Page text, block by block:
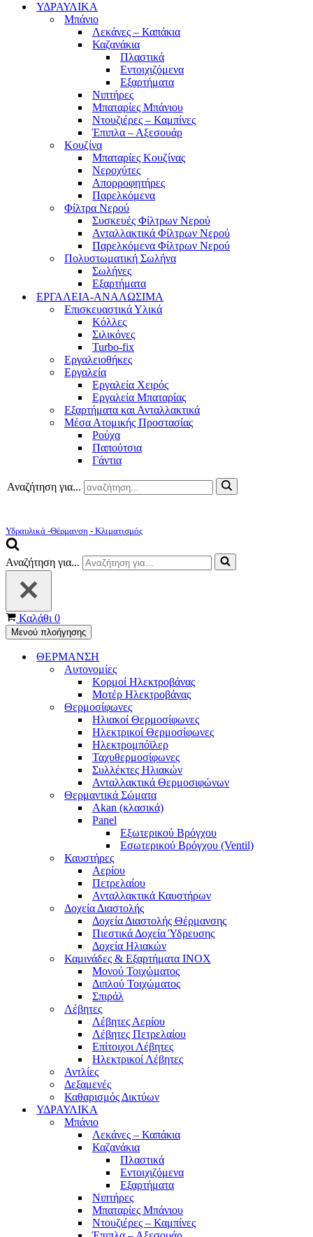
ΥΔΡΑΥΛΙΚΑ
Μπάνιο
Λεκάνες – Καπάκια
Καζανάκια
Πλαστικά
Εντοιχιζόμενα
Εξαρτήματα
Νιπτήρες
Μπαταρίες Μπάνιου
Ντουζιέρες – Καμπίνες
Έπιπλα – Αξεσουάρ
Κουζίνα
Μπαταρίες Κουζίνας
Νεροχύτες
Απορροφητήρες
Παρελκόμενα
Φίλτρα Νερού
Συσκευές Φίλτρων Νερού
Ανταλλακτικά Φίλτρων Νερού
Παρελκόμενα Φίλτρων Νερού
Πολυστωματική Σωλήνα
Σωλήνες
Εξαρτήματα
ΕΡΓΑΛΕΙΑ-ΑΝΑΛΩΣΙΜΑ
Επισκευαστικά Υλικά
Κόλλες
Σιλικόνες
Turbo-fix
Εργαλειοθήκες
Εργαλεία
Εργαλεία Χειρός
Εργαλεία Μπαταρίας
Εξαρτήματα και Ανταλλακτικά
Μέσα Ατομικής Προστασίας
Ρούχα
Παπούτσια
Γάντια
Αναζήτηση για...
Υδραυλικά -Θέρμανση - Κλιματισμός
Αναζήτηση για...
Καλάθι 0
Μενού πλοήγησης
ΘΕΡΜΑΝΣΗ
Αυτονομίες
Κορμοί Ηλεκτροβάνας
Μοτέρ Ηλεκτροβάνας
Θερμοσίφωνες
Ηλιακοί Θερμοσίφωνες
Ηλεκτρικοί Θερμοσίφωνες
Ηλεκτρομπόϊλερ
Ταχυθερμοσίφωνες
Συλλέκτες Ηλιακών
Ανταλλακτικά Θερμοσιφώνων
Θερμαντικά Σώματα
Akan (κλασικά)
Panel
Εξωτερικού Βρόγχου
Εσωτερικού Βρόγχου (Ventil)
Καυστήρες
Αερίου
Πετρελαίου
Ανταλλακτικά Καυστήρων
Δοχεία Διαστολής
Δοχεία Διαστολής Θέρμανσης
Πιεστικά Δοχεία Ύδρευσης
Δοχεία Ηλιακών
Καμινάδες & Εξαρτήματα ΙΝΟΧ
Μονού Τοιχώματος
Διπλού Τοιχώματος
Σπιράλ
Λέβητες
Λέβητες Αερίου
Λέβητες Πετρελαίου
Επίτοιχοι Λέβητες
Ηλεκτρικοί Λέβητες
Αντλίες
Δεξαμενές
Καθαρισμός Δικτύων
ΥΔΡΑΥΛΙΚΑ
Μπάνιο
Λεκάνες – Καπάκια
Καζανάκια
Πλαστικά
Εντοιχιζόμενα
Εξαρτήματα
Νιπτήρες
Μπαταρίες Μπάνιου
Ντουζιέρες – Καμπίνες